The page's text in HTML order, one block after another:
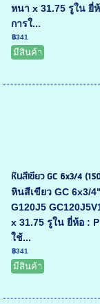
หนา x 31.75 รูใน ยี่
การใ...
฿341
มีสินค้า
หินสีเขียว GC 6x3/4
หินสีเขียว GC 6x3/
G120J5
x 31.75 รูใน ยี่ห้อ :
ใช้...
฿341
มีสินค้า